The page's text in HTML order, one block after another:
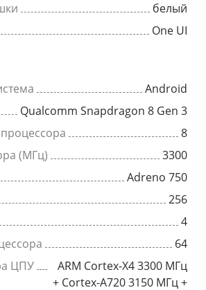
белый
One UI
Android
Qualcomm Snapdragon 8 Gen 3
8
(МГц)
3300
Adreno 750
256
4
64
ЦПУ
ARM Cortex-X4 3300 МГц
+ Cortex-A720 3150 МГц +